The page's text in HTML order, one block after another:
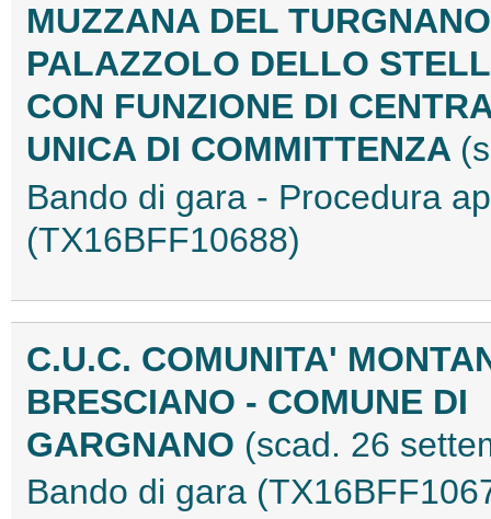
MUZZANA DEL
PALAZZOLO DELLO
CON FUNZIONE DI
UNICA DI COMMITTENZA
Bando di gara - Procedura
(TX16BFF10688)
C.U.C. COMUNITA'
BRESCIANO - COMUNE DI
GARGNANO (scad. 26
Bando di gara